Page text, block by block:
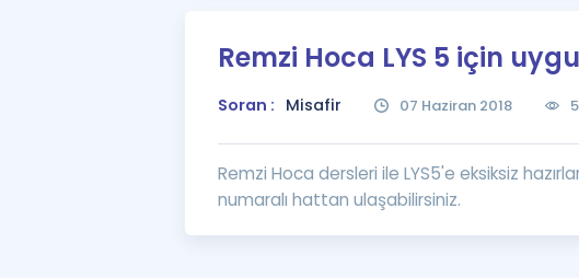
Remzi Hoca LYS 5 için
Soran : Misafir 07 Haziran 2018
Remzi Hoca dersleri ile LYS5'e eksiksiz
numaralı hattan ulaşabilirsiniz.